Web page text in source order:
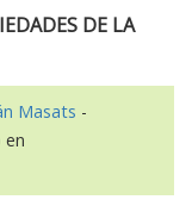
DE LA
Masats -
en